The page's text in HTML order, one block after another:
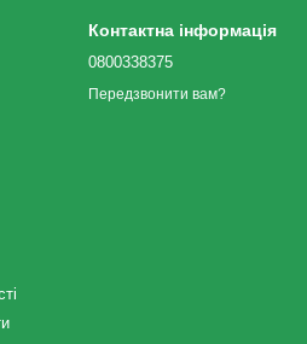
Контактна інформація
0800338375
Передзвонити вам?